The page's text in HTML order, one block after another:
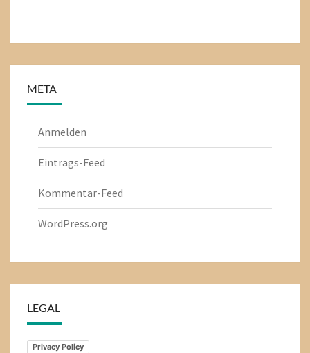
META
Anmelden
Eintrags-Feed
Kommentar-Feed
WordPress.org
LEGAL
Privacy Policy